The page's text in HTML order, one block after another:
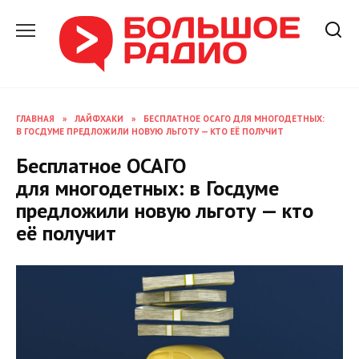
содержанию
ГЛАВНАЯ » ЛАЙФХАКИ »
БЕСПЛАТНОЕ ОСАГО ДЛЯ МНОГОДЕТНЫХ:
В ГОСДУМЕ ПРЕДЛОЖИЛИ НОВУЮ ЛЬГОТУ — КТО ЕЁ ПОЛУЧИТ
Бесплатное ОСАГО
для многодетных: в Госдуме
предложили новую льготу — кто
её получит